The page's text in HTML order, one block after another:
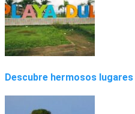
Descubre hermosos